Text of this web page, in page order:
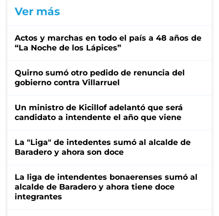
Ver más
Actos y marchas en todo el país a 48 años de
“La Noche de los Lápices”
Quirno sumó otro pedido de renuncia del
gobierno contra Villarruel
Un ministro de Kicillof adelantó que será
candidato a intendente el año que viene
La "Liga" de intedentes sumó al alcalde de
Baradero y ahora son doce
La liga de intendentes bonaerenses sumó al
alcalde de Baradero y ahora tiene doce
integrantes